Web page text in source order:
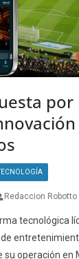
TECNOLOGÍA
Redaccion Robotto
tecnológica
su operación en